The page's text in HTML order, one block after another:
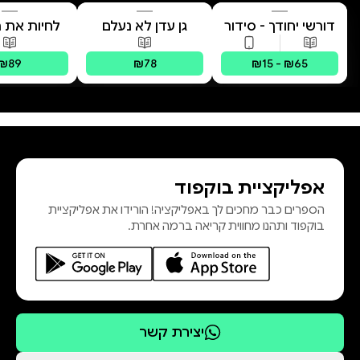
דורשי יחודך - סידור
פורמטים זמינים: מודפס, דיגיטלי
₪15 - ₪65
גן עדן לא נעלם
פורמטים זמינים: מודפס
₪78
לחיות את
אפליקציית בוקפוד
הספרים כבר מחכים לך באפליקציה! הורידו את אפליקציית
בוקפוד ותהנו מחווית קריאה ברמה אחרת.
יצירת קשר